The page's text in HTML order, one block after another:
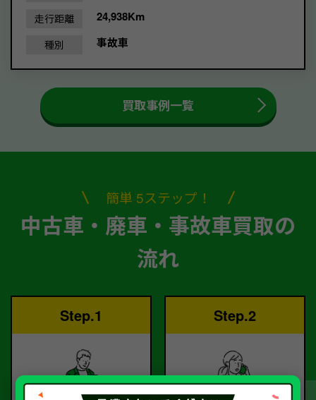
走行距離 24,938Km
種別 事故車
買取事例一覧
簡単 5ステップ！
中古車・廃車・事故車買取の
流れ
Step.1 Step.2